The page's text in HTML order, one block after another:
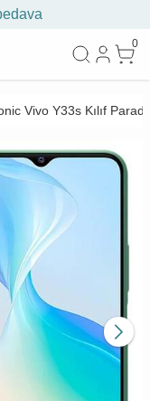
0
Vivo Y33s Kılıf